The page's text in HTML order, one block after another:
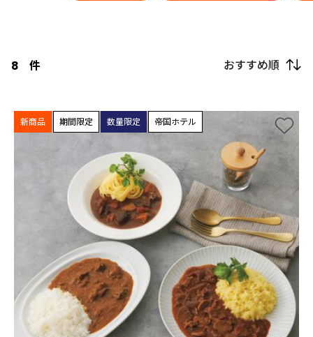
8 件 おすすめ順
新商品 期間限定 数量限定 帝国ホテル